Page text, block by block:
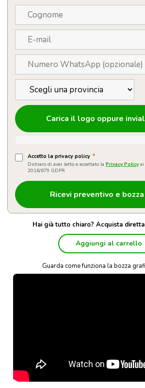
Carica il logo oppure
Accetto la privacy policy *
Dichiaro di aver letto e accettato la Privacy Policy
2016/679 GDPR
Hai già tutto chiaro? Acquista
Aggiungi al carrello
Guarda come funziona la bozza